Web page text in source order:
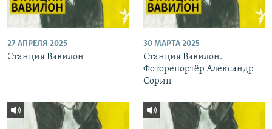
27 АПРЕЛЯ 2025
Станция Вавилон
30 МАРТА 2025
Станция Вавилон.
Фоторепортёр Александр
Сорин